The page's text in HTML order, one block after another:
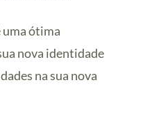
uma ótima
nova identidade
na sua nova